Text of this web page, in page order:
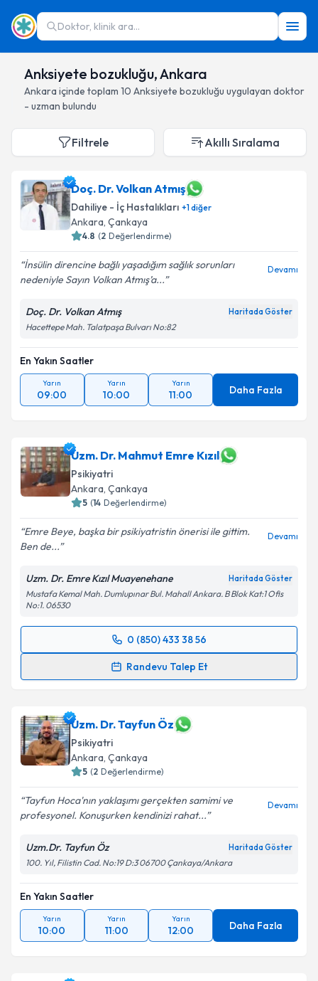
Doktor, klinik ara...
Anksiyete bozukluğu, Ankara
Ankara içinde toplam 10 Anksiyete bozukluğu uygulayan doktor
- uzman bulundu
Filtrele Akıllı Sıralama
Doç. Dr. Volkan Atmış
Dahiliye - İç Hastalıkları +1diğer
Ankara, Çankaya
4.8 (2 Değerlendirme)
İnsülin direncine bağlı yaşadığım sağlık sorunları
nedeniyle Sayın Volkan Atmış’a...
Devamı
Doç. Dr. Volkan Atmış Haritada Göster
Hacettepe Mah. Talatpaşa Bulvarı No:82
En Yakın Saatler
Yarın
09:00
Yarın
10:00
Yarın
11:00 Daha Fazla
Uzm. Dr. Mahmut Emre Kızıl
Psikiyatri
Ankara, Çankaya
5 (14 Değerlendirme)
Emre Beye, başka bir psikiyatristin önerisi ile gittim.
Ben de...
Devamı
Uzm. Dr. Emre Kızıl Muayenehane Haritada Göster
Mustafa Kemal Mah. Dumlupınar Bul. Mahall Ankara. B Blok Kat:1 Ofis
No:1. 06530
0 (850) 433 38 56
Randevu Talep Et
Randevu Takvimi Talebi
için bir takvim hazırlandığında e-posta ile
bilgilendireceğiz.
E-posta Adresiniz
Metni'ni okudum ve kişisel verilerimin belirtilen
kapsamda işlenmesini kabul ediyorum.
Takvim Talebini Gönder
Uzm. Dr. Tayfun Öz
Psikiyatri
Ankara, Çankaya
5 (2 Değerlendirme)
Tayfun Hoca'nın yaklaşımı gerçekten samimi ve
profesyonel. Konuşurken kendinizi rahat...
Devamı
Uzm.Dr. Tayfun Öz Haritada Göster
100. Yıl, Filistin Cad. No:19 D:3 06700 Çankaya/Ankara
En Yakın Saatler
Yarın
10:00
Yarın
11:00
Yarın
12:00 Daha Fazla